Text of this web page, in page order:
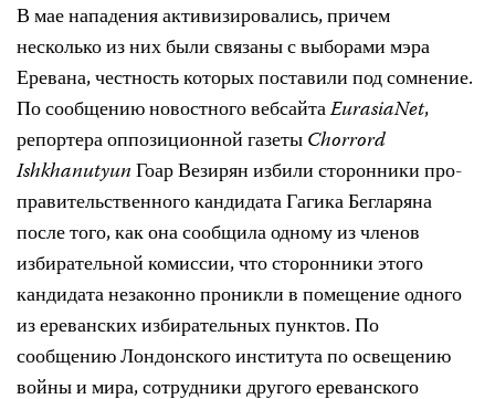
В мае нападения активизировались, причем
несколько из них были связаны с выборами мэра
Еревана, честность которых поставили под сомнение.
По сообщению новостного вебсайтаEurasiaNet,
репортера оппозиционной газетыChorrord
IshkhanutyunГоар Везирян избили сторонники про-
правительственного кандидата Гагика Бегларяна
после того, как она сообщила одному из членов
избирательной комиссии, что сторонники этого
кандидата незаконно проникли в помещение одного
из ереванских избирательных пунктов. По
сообщению Лондонского института по освещению
войны и мира, сотрудники другого ереванского